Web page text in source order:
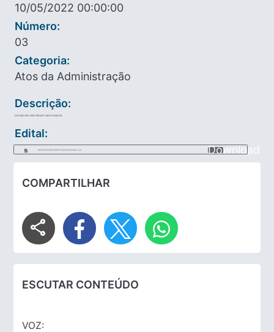
10/05/2022 00:00:00
Número:
03
Categoria:
Atos da Administração
Descrição:
DECISÃO RECURSO RENATO SANTOS MACIEL
Edital:
DECISO_RECURSO_RENATO_SANTOS_MACIEL.pdf Download
COMPARTILHAR
share
ESCUTAR CONTEÚDO
VOZ: